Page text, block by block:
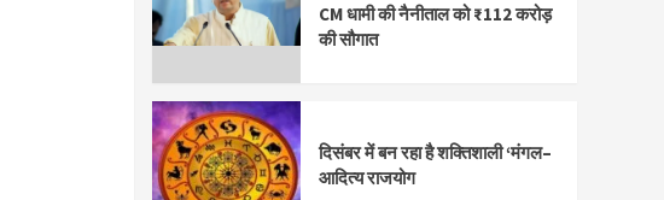
CM धामी की नैनीताल को ₹112 करोड़
की सौगात
दिसंबर में बन रहा है शक्तिशाली ‘मंगल–
आदित्य राजयोग